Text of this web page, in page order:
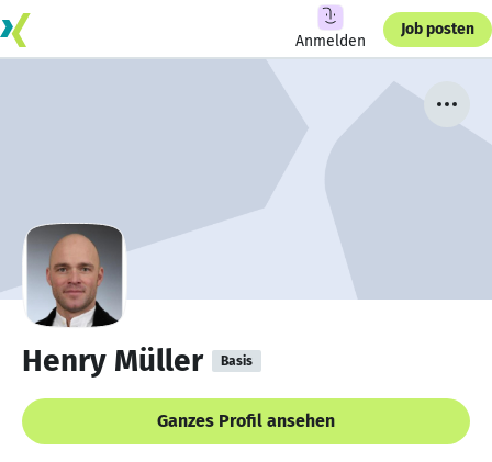
Anmelden
Job posten
Henry Müller Basis
Ganzes Profil ansehen